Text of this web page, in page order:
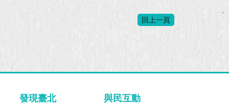
回上一頁
發現臺北 與民互動